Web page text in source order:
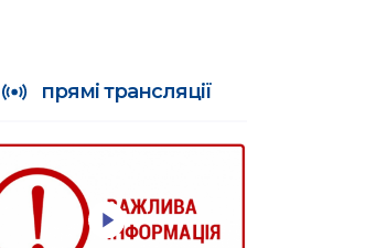
прямі трансляції